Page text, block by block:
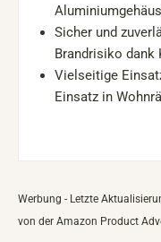
Sicher und
Brandrisiko dank
Vielseitige
Einsatz in
Werbung - Letzte
von der Amazon Product